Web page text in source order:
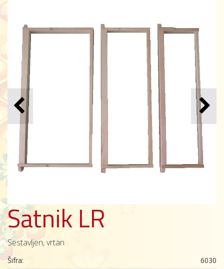
Satnik LR
Sestavljen, vrtan
Šifra:
6030